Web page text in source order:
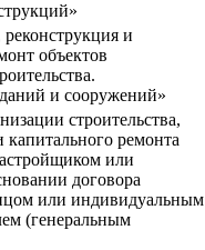
реконструкция и
объектов
и сооружений»
строительства,
капитального ремонта
или
договора
или индивидуальным
(генеральным